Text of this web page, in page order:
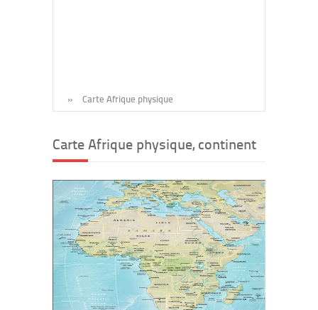
» Carte Afrique physique
Carte Afrique physique, continent